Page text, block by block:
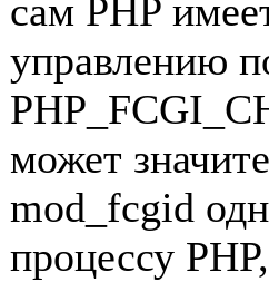
сам PHP
управлению
может
mod_fcgid
процессу